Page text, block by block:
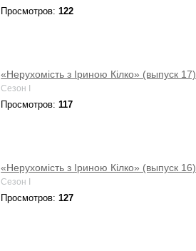
Просмотров:122
«Нерухомість з Іриною Кілко» (выпуск 17)
Сезон I
Просмотров:117
«Нерухомість з Іриною Кілко» (выпуск 16)
Сезон I
Просмотров:127